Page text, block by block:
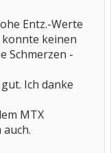
Entz.-Werte
keinen
Schmerzen -
Ich danke
MTX